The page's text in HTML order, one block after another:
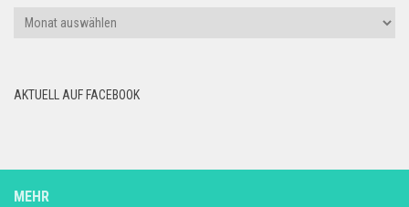
Archiv
AKTUELL AUF FACEBOOK
MEHR